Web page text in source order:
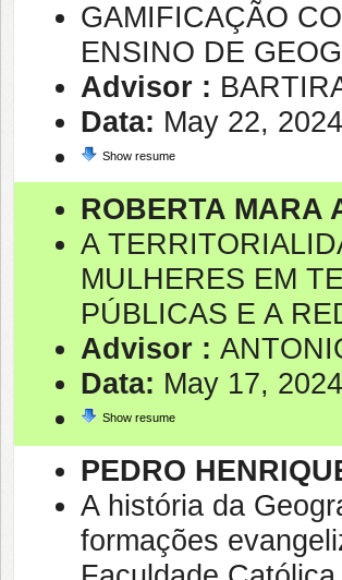
GAMIFICAÇÃO
ENSINO DE
Advisor :
Data: May 22, 2024
Show resume
ROBERTA MARA
A
MULHERES EM
PÚBLICAS E A
Advisor :
Data: May 17, 2024
Show resume
PEDRO
A história da
formações